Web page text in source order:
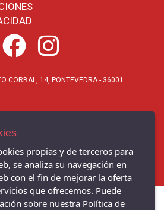
CORBAL, 14, PONTEVEDRA - 36001
propias y de terceros para
se analiza su navegación en
con el fin de mejorar la oferta
que ofrecemos. Puede
sobre nuestra Política de